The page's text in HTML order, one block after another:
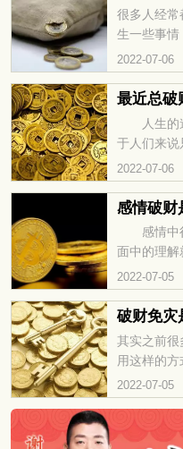
很多人经常
生一些事情
且是集中在
破财现象
应该怎么解
2022-07-06
人生的道
于人们来说
会慢慢的醒
最好的，
题，应该
2022-07-06
感情中很
面中的理解
的，但是在
出分手，
呢？什么
2022-07-05
破财免灾
其实之前很
用这样的方
有更好的心
让自己逃
起来了解
2022-07-05